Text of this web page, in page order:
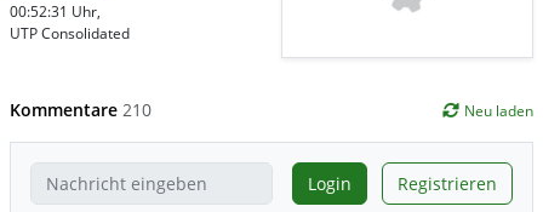
00:52:31 Uhr,
UTP Consolidated
Kommentare 210 Neu laden
Login Registrieren